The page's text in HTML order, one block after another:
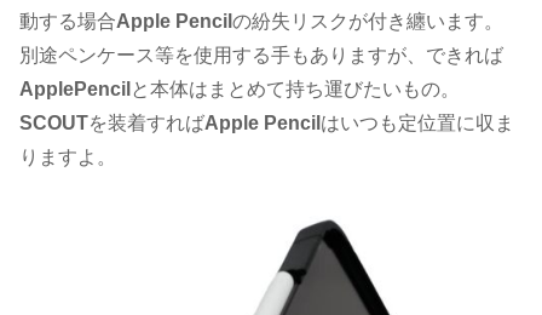
動する場合Apple Pencil の紛失リスクが付き纏います。
別途ペンケース等を使用する手もありますが、できれば
ApplePencil と本体はまとめて持ち運びたいもの。
SCOUTを装着すればApple Pencil はいつも定位置に収ま
りますよ。